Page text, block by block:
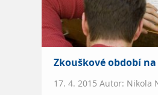
Zkouškové období
17. 4. 2015 Autor: Nikola